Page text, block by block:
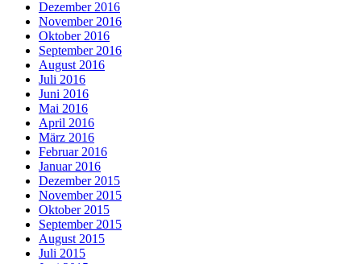
Dezember 2016
November 2016
Oktober 2016
September 2016
August 2016
Juli 2016
Juni 2016
Mai 2016
April 2016
März 2016
Februar 2016
Januar 2016
Dezember 2015
November 2015
Oktober 2015
September 2015
August 2015
Juli 2015